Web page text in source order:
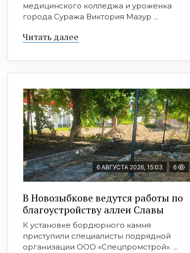
медицинского колледжа и уроженка
города Суража Виктория Мазур ...
Читать далее
6 АВГУСТА 2026, 15:03 6
В Новозыбкове ведутся работы по
благоустройству аллеи Славы
К установке бордюрного камня
приступили специалисты подрядной
организации ООО «Спецпромстрой». ...